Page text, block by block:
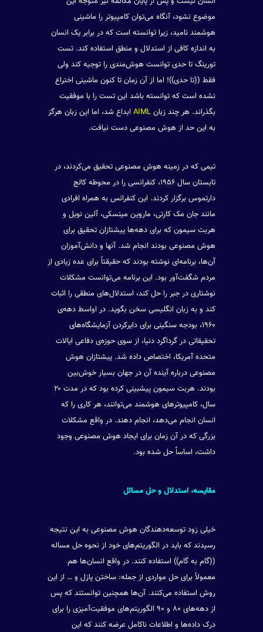
موضوع نشود، آنگاه می‌توان کامپیوتر را ماشینی
هوشمند نامید، زیرا توانسته است که در برابر یک انسان
به اندازه کافی از استدلال و منطق استفاده کند. تست
تورینگ تا حدی توانست هوش‌مندی را توجیه کند ولی
فقط ((تا حدی))! اما از آن زمان تا کنون ماشینی اختراع
نشده است که توانسته باشد این تست را با موفقیت
بگذراند. هر چند زبان AIMLابداع شد، اما این زبان هرگز
به این حد از هوش مصنوعی دست نیافت.
تیمی که در زمینه هوش مصنوعی تحقیق می‌کردند، در
تابستان سال ۱۹۵۶، کنفرانسی را در محوطه کالج
دارتموس برگزار کردند. این کنفرانس به همراه افرادی
مانند جان مک کارتی، ماروین مینسکی، آلین نویل و
هربت سیمون که برای دهه‌ها پیشتازان تحقیق برای
هوش مصنوعی بودند انجام شد. آنها و دانش‌آموزان
آن‌ها، برنامه‌ای نوشته بودند که حقیقتاً برای عده زیادی از
مردم شگفت‌آور بود. این برنامه می‌توانست مشکلات
نوشتاری در جبر را حل کند، استدلال‌های منطقی را اثبات
کند و به زبان انگلیسی سخن بگوید. در اواسط دهه‌ی
۱۹۶۰، بودجه سنگینی برای دایرکردن آزمایشگاه‌های
تحقیقاتی در گرداگرد دنیا، از سوی حوزه‌ی دفاعی ایالات
متحده آمریکا، اختصاص داده شد. پیشتازان هوش
مصنوعی درباره آینده آن در جهان بسیار خوش‌بین
بودند. هربت سیمون پیشبینی کرده بود که در مدت ۲۰
سال، کامپیوتر‌های هوشمند می‌توانند، هر کاری را که
انسان انجام می‌دهد، انجام دهند. در واقع مشکلات
بزرگی که در آن زمان برای ایجاد هوش مصنوعی وجود
داشت، اساساً حل شده بود.
مقایسه، استدلال و حل مسائل
خیلی زود توسعه‌دهندگان هوش مصنوعی به این نتیجه
رسیدند که باید در الگوریتم‌های خود از نحوه حل مساله
((گام به گام)) استفاده کنند. در واقع انسان‌ها هم
معمولاً برای حل مواردی از جمله: ساختن پازل و … از این
روش استفاده می‌کنند. آن‌ها همچنین توانستند که پس
از دهه‌های ۸۰ و ۹۰ الگوریتم‌های موفقیت‌آمیزی را برای
درک داده‌ها و اطلاعات ناکامل عرضه کنند که این